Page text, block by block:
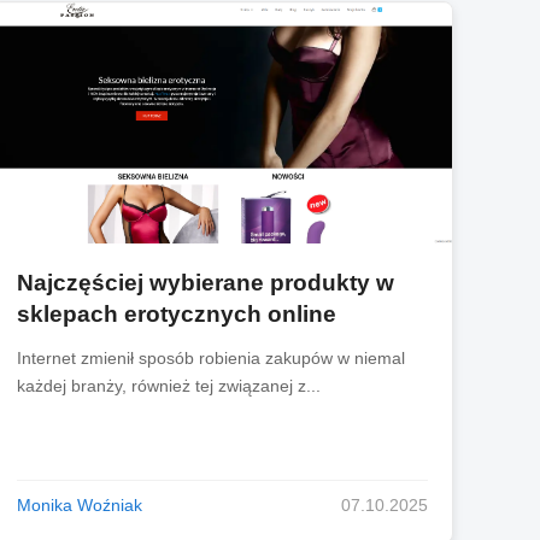
Najczęściej wybierane produkty w
sklepach erotycznych online
Internet zmienił sposób robienia zakupów w niemal
każdej branży, również tej związanej z...
Monika Woźniak 07.10.2025